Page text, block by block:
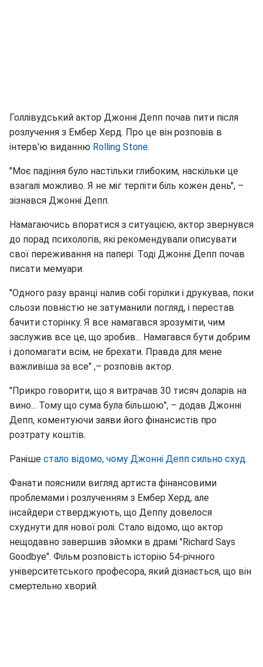
Голлівудський актор Джонні Депп почав пити після
розлучення з Ембер Херд. Про це він розповів в
інтерв'ю виданню Rolling Stone.
"Моє падіння було настільки глибоким, наскільки це
взагалі можливо. Я не міг терпіти біль кожен день", –
зізнався Джонні Депп.
Намагаючись впоратися з ситуацією, актор звернувся
до порад психологів, які рекомендували описувати
свої переживання на папері. Тоді Джонні Депп почав
писати мемуари.
"Одного разу вранці налив собі горілки і друкував, поки
сльози повністю не затуманили погляд, і перестав
бачити сторінку. Я все намагався зрозуміти, чим
заслужив все це, що зробив... Намагався бути добрим
і допомагати всім, не брехати. Правда для мене
важливіша за все" ,– розповів актор.
"Прикро говорити, що я витрачав 30 тисяч доларів на
вино... Тому що сума була більшою", – додав Джонні
Депп, коментуючи заяви його фінансистів про
розтрату коштів.
Раніше стало відомо, чому Джонні Депп сильно схуд.
Фанати пояснили вигляд артиста фінансовими
проблемами і розлученням з Ембер Херд, але
інсайдери стверджують, що Деппу довелося
схуднути для нової ролі. Стало відомо, що актор
нещодавно завершив зйомки в драмі "Richard Says
Goodbye". Фільм розповість історію 54-річного
університетського професора, який дізнається, що він
смертельно хворий.